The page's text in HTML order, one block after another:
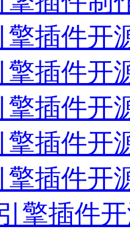
擎插件开
擎插件开
擎插件开
擎插件开
擎插件开
擎插件